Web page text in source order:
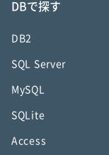
DBで探す
DB2
SQL Server
MySQL
SQLite
Access